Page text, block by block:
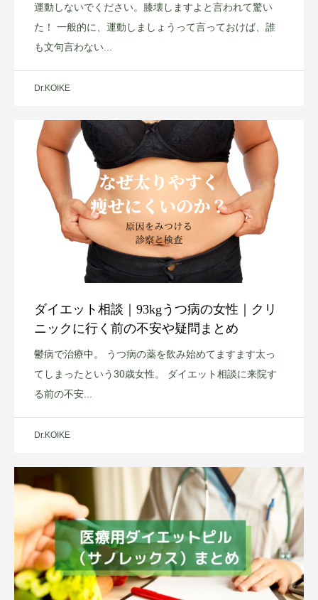
運動しないでください。膝壊しますよと言われて驚い
た！ 一般的に、運動しましょうって言っておけば、誰
も文句言わない...
Dr.KOIKE
ダイエット相談｜93kgうつ病の女性｜クリ
ニックに行く前の不安や疑問まとめ
鬱病で治療中。 うつ病の薬を飲み始めてますます太っ
てしまったという30歳女性。 ダイエット相談に来院す
る前の不安...
Dr.KOIKE